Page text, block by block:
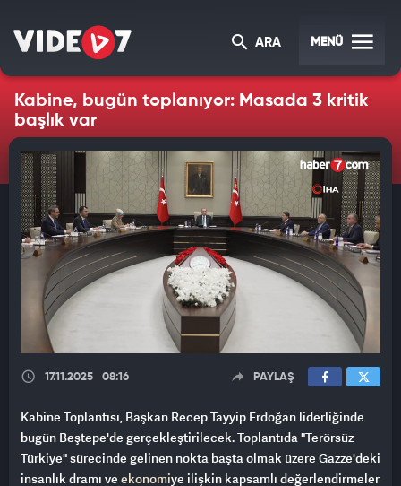
ARA MENÜ
Kabine, bugün toplanıyor: Masada 3 kritik
başlık var
17.11.2025 08:16 PAYLAŞ
Kabine Toplantısı, Başkan Recep Tayyip Erdoğan liderliğinde
bugün Beştepe'de gerçekleştirilecek. Toplantıda "Terörsüz
Türkiye" sürecinde gelinen nokta başta olmak üzere Gazze'deki
insanlık dramı ve ekonomiye ilişkin kapsamlı değerlendirmeler